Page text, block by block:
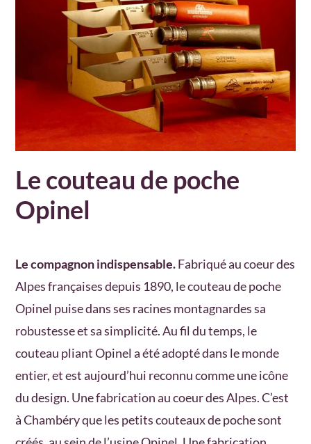
Le couteau de poche
Opinel
Le compagnon indispensable.Fabriqué au coeur des
Alpes françaises depuis 1890, le couteau de poche
Opinel puise dans ses racines montagnardes sa
robustesse et sa simplicité. Au fil du temps, le
couteau pliant Opinel a été adopté dans le monde
entier, et est aujourd’hui reconnu comme une icône
du design. Une fabrication au coeur des Alpes. C’est
à Chambéry que les petits couteaux de poche sont